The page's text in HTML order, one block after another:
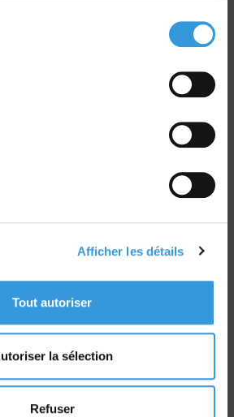
Afficher les détails
Tout autoriser
la sélection
Refuser